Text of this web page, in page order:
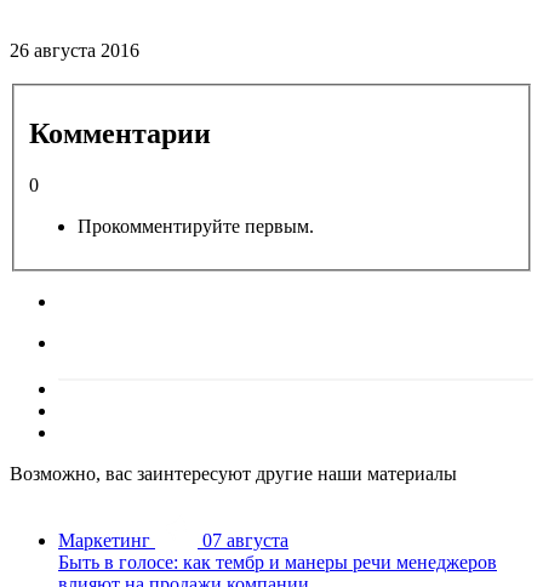
26 августа 2016
Комментарии
0
Прокомментируйте первым.
Возможно, вас заинтересуют другие наши материалы
Маркетинг
07 августа
Быть в голосе: как тембр и манеры речи менеджеров